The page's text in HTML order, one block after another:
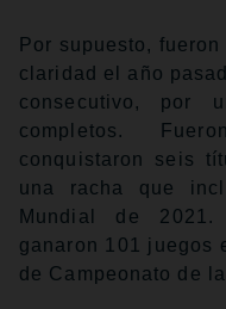
Por supuesto,
claridad el año
consecutivo, por
completos.
conquistaron seis
una racha que
Mundial de
ganaron 101 juegos
de Campeonato de